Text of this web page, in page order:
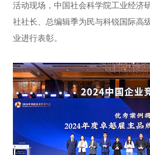
活动现场，中国社会科学院工业经济
社社长、总编辑季为民与科锐国际高
业进行表彰。